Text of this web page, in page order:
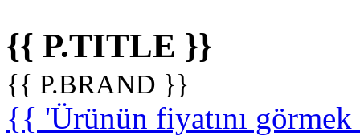
{{ P.TITLE }}
{{ P.BRAND }}
{{ 'Ürünün fiyatını